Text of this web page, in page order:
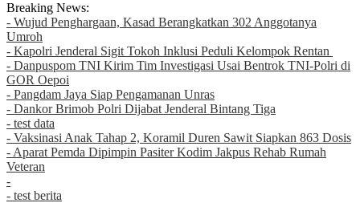
Breaking News:
- Wujud Penghargaan, Kasad Berangkatkan 302 Anggotanya
Umroh
- Kapolri Jenderal Sigit Tokoh Inklusi Peduli Kelompok Rentan
- Danpuspom TNI Kirim Tim Investigasi Usai Bentrok TNI-Polri di
GOR Oepoi
- Pangdam Jaya Siap Pengamanan Unras
- Dankor Brimob Polri Dijabat Jenderal Bintang Tiga
- test data
- Vaksinasi Anak Tahap 2, Koramil Duren Sawit Siapkan 863 Dosis
- Aparat Pemda Dipimpin Pasiter Kodim Jakpus Rehab Rumah
Veteran
-
- test berita